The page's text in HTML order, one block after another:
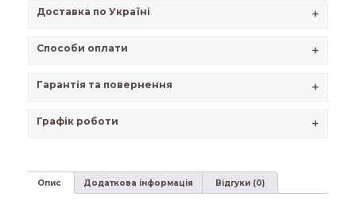
Доставка по Україні +
Способи оплати +
Гарантія та повернення +
Графік роботи +
Опис Додаткова інформація Відгуки (0)